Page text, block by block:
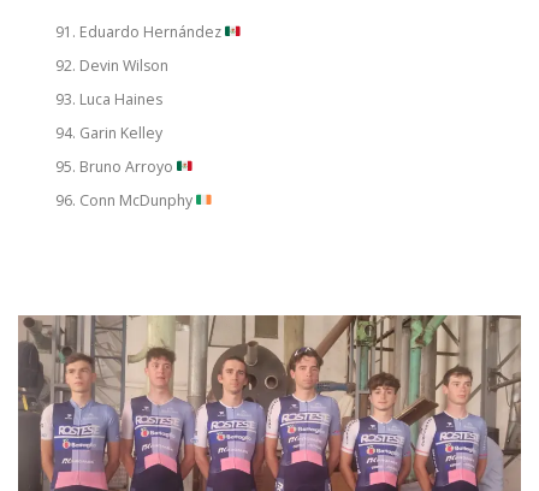
Eduardo Hernández
Devin Wilson
Luca Haines
Garin Kelley
Bruno Arroyo
Conn McDunphy